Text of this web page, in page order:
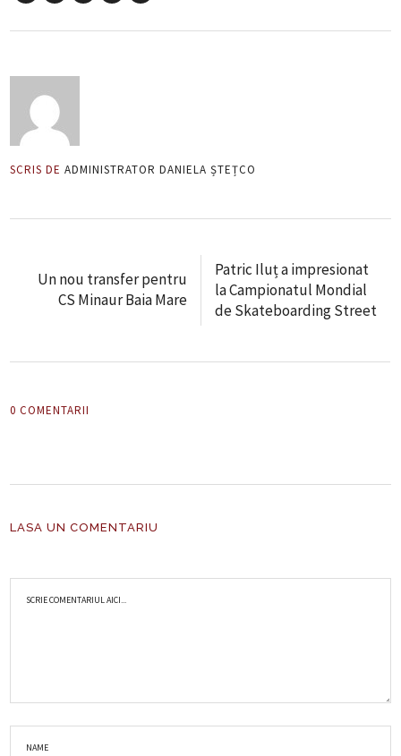
SCRIS DE ADMINISTRATOR DANIELA ȘTEȚCO
Un nou transfer pentru
CS Minaur Baia Mare
Patric Iluț a impresionat
la Campionatul Mondial
de Skateboarding Street
0 COMENTARII
LASA UN COMENTARIU